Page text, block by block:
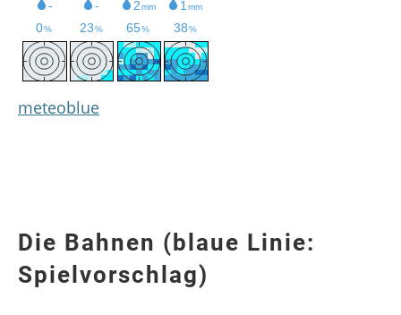
meteoblue
Die Bahnen (blaue Linie:
Spielvorschlag)